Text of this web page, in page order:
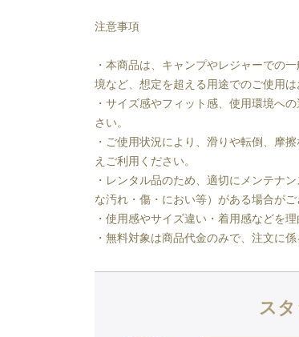
注意事項
・本商品は、キャンプやレジャーでの
境など、想定を超える用途でのご使用は
・サイズ感やフィット感、使用環境へ
さい。
・ご使用状況により、滑りや転倒、摩
えご利用ください。
・レンタル品のため、適切にメンテナ
な汚れ・傷・におい等）がある場合がご
・使用感やサイズ違い・着用感などを
・無料対象は商品代金のみで、注文に
ス